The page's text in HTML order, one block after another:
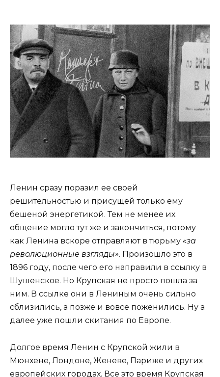
Ленин сразу поразил ее своей
решительностью и присущей только ему
бешеной энергетикой. Тем не менее их
общение могло тут же и закончиться, потому
как Ленина вскоре отправляют в тюрьму «за
революционные взгляды». Произошло это в
1896 году, после чего его направили в ссылку в
Шушенское. Но Крупская не просто пошла за
ним. В ссылке они в Лениным очень сильно
сблизились, а позже и вовсе поженились. Ну а
далее уже пошли скитания по Европе.
Долгое время Ленин с Крупской жили в
Мюнхене, Лондоне, Женеве, Париже и других
европейских городах. Все это время Крупская